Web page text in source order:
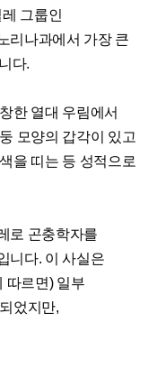
그룹인
리나과에서 가장 큰
다.
한 열대 우림에서
모양의 갑각이 있고
을 띠는 등 성적으로
로 곤충학자를
니다. 이 사실은
따르면) 일부
었지만,